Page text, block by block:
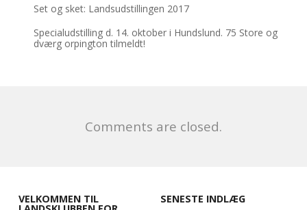
Set og sket: Landsudstillingen 2017
Specialudstilling d. 14. oktober i Hundslund. 75 Store og
dværg orpington tilmeldt!
Comments are closed.
VELKOMMEN TIL SENESTE INDLÆG